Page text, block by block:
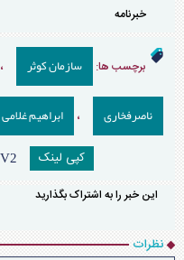
خبرنامه
برچسب ها: سازمان کوثر ،
ناصرفخاری ، ابراهیم غلامی
کپی لینک
این خبر را به اشتراک بگذارید
نظرات